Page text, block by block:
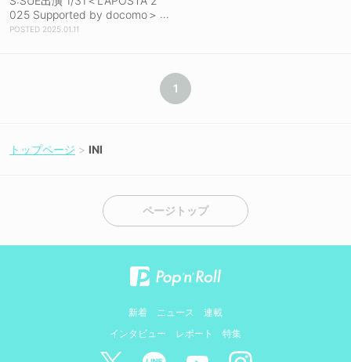
025 Supported by docomo＞
劇場ライブビューイング決
2025.01.11
1
トップページ INI
ページトップ
新着 ニュース
連載
インタビュー
レポート 特集